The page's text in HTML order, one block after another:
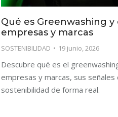
Qué es Greenwashing
empresas y marcas
SOSTENIBILIDAD 19 junio, 2026
Descubre qué es el
empresas y marcas, sus
sostenibilidad de forma real.